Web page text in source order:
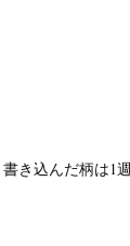
き込んだ柄は1